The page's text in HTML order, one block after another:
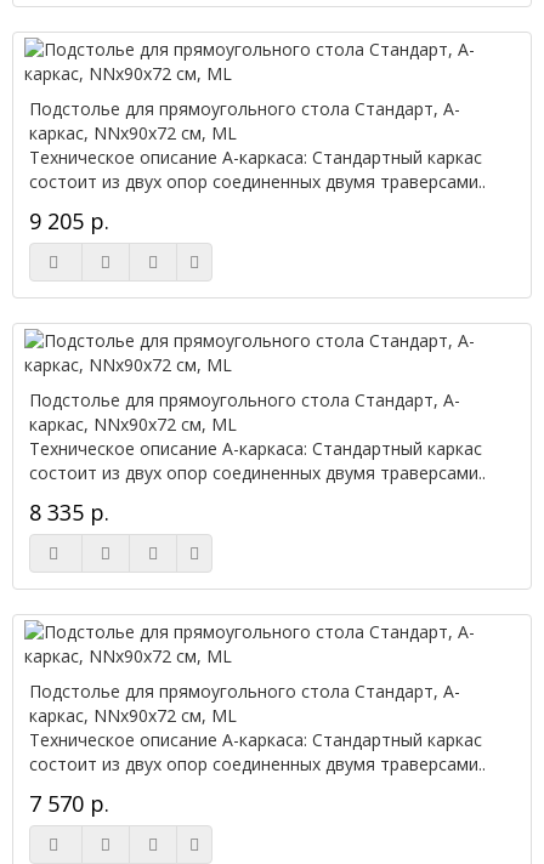
Подстолье для прямоугольного стола Стандарт, А-
каркас, NNx90х72 см, ML
Техническое описание А-каркаса: Стандартный каркас
состоит из двух опор соединенных двумя траверсами..
9 205 р.
Подстолье для прямоугольного стола Стандарт, А-
каркас, NNx90х72 см, ML
Техническое описание А-каркаса: Стандартный каркас
состоит из двух опор соединенных двумя траверсами..
8 335 р.
Подстолье для прямоугольного стола Стандарт, А-
каркас, NNx90х72 см, ML
Техническое описание А-каркаса: Стандартный каркас
состоит из двух опор соединенных двумя траверсами..
7 570 р.